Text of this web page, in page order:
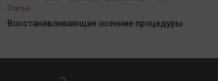
Статья
Восстанавливающие осенние процедуры